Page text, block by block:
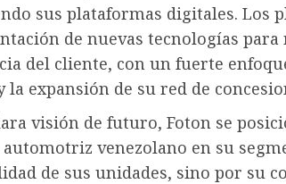
sus plataformas digitales. Los
de nuevas tecnologías
del cliente, con un fuerte
la expansión de su red de
visión de futuro, Foton se
venezolano en su
de sus unidades, sino por su